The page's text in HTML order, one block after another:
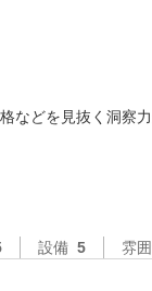
どを見抜く洞察
設備 5 雰